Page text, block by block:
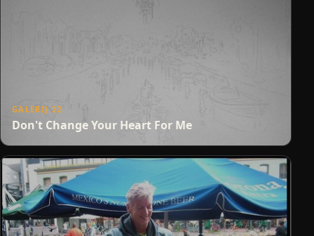
GALERIJ 22
Don't Change Your Heart For Me